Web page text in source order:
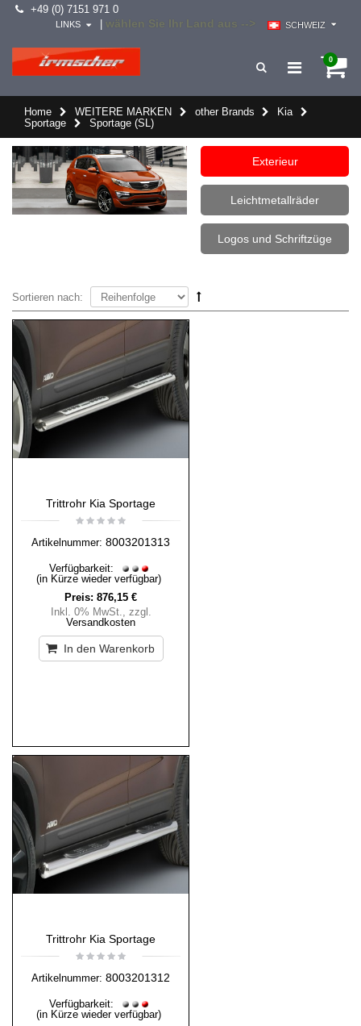
+49 (0) 7151 971 0
wählen Sie Ihr Land aus --> SCHWEIZ
LINKS
0
Home WEITERE MARKEN other Brands
Kia
Sportage
Sportage (SL)
Exterieur
Leichtmetallräder
Logos und Schriftzüge
Sortieren nach:
Trittrohr Kia Sportage
Artikelnummer: 8003201313
Verfügbarkeit:
(in Kürze wieder verfügbar)
Preis: 876,15 €
Inkl. 0% MwSt., zzgl.
Versandkosten
In den Warenkorb
Trittrohr Kia Sportage
Artikelnummer: 8003201312
Verfügbarkeit:
(in Kürze wieder verfügbar)